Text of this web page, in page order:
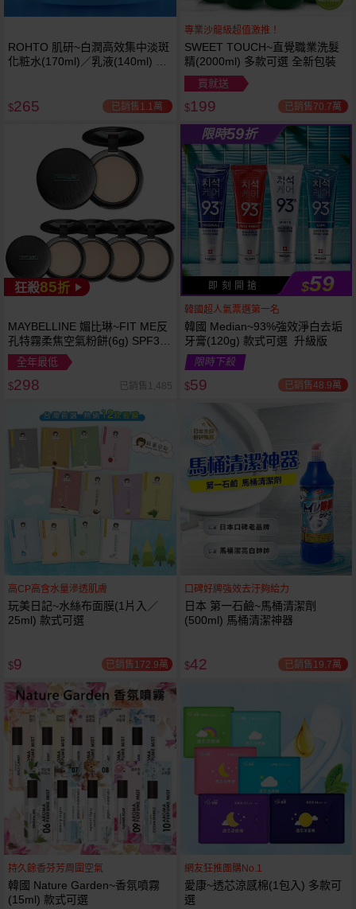
越多越
便宜
下單
立刻送
ROHTO 肌研~白潤高效集中淡斑
化粧水(170ml)／乳液(140ml) 款
$265 已銷售1.1萬
專業沙龍級超值激推！
SWEET TOUCH~直覺職業洗髮
精(2000ml) 多款可選 全新包裝
買就送
$199 已銷售70.7萬
狂殺85折
MAYBELLINE 媚比琳~FIT ME反
孔特霧柔焦空氣粉餅(6g) SPF32
PA+++ 款式可選 空氣小圓餅
全年最低
$298 已銷售1,485
限時59折
即 刻 開 搶 $59
韓國超人氣票選第一名
韓國 Median~93%強效淨白去垢
牙膏(120g) 款式可選 升級版
限時下殺
$59 已銷售48.9萬
高CP高含水量滲透肌膚
玩美日記~水絲布面膜(1片入／
25ml) 款式可選
$9 已銷售172.9萬
口碑好牌強效去汙夠給力
日本 第一石鹼~馬桶清潔劑
(500ml) 馬桶清潔神器
$42 已銷售19.7萬
持久餘香芬芳周圍空氣
韓國 Nature Garden~香氛噴霧
(15ml) 款式可選
網友狂推團購No.1
愛康~透芯涼感棉(1包入) 多款可
選